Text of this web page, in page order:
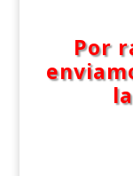
Por